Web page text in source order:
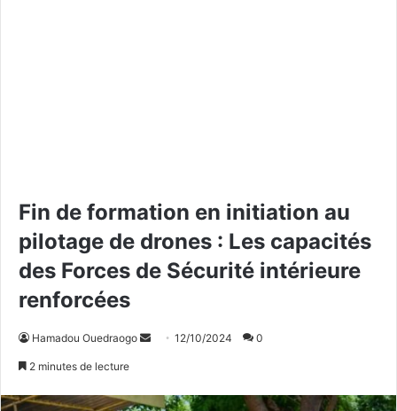
Fin de formation en initiation au
pilotage de drones : Les capacités
des Forces de Sécurité intérieure
renforcées
Hamadou Ouedraogo 12/10/2024 0
2 minutes de lecture